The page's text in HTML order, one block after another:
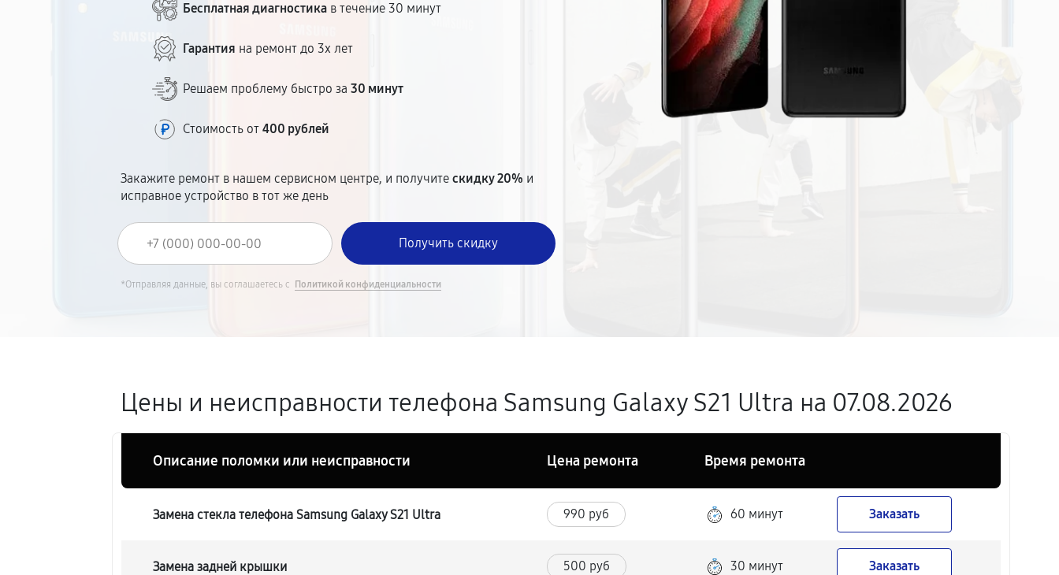
Бесплатная диагностика в течение 30 минут
Гарантия на ремонт до 3х лет
Решаем проблему быстро за30 минут
Стоимость от400 рублей
Закажите ремонт в нашем сервисном центре, и получитескидку 20% и
исправное устройство в тот же день
*Отправляя данные, вы соглашаетесь с Политикой конфиденциальности
Цены и неисправности телефона Samsung Galaxy S21 Ultra на 07.08.2026
Описание поломки или неисправности Цена ремонта Время ремонта
Замена стекла телефона Samsung Galaxy S21 Ultra 990 руб 60 минут Заказать
Замена задней крышки 500 руб 30 минут Заказать